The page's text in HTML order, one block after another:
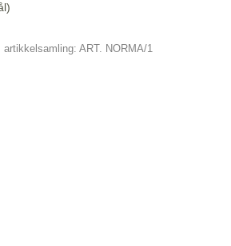
artikkelsamling: ART. NORMA/1